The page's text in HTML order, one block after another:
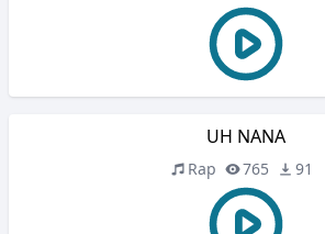
UH NANA
Rap 765 91